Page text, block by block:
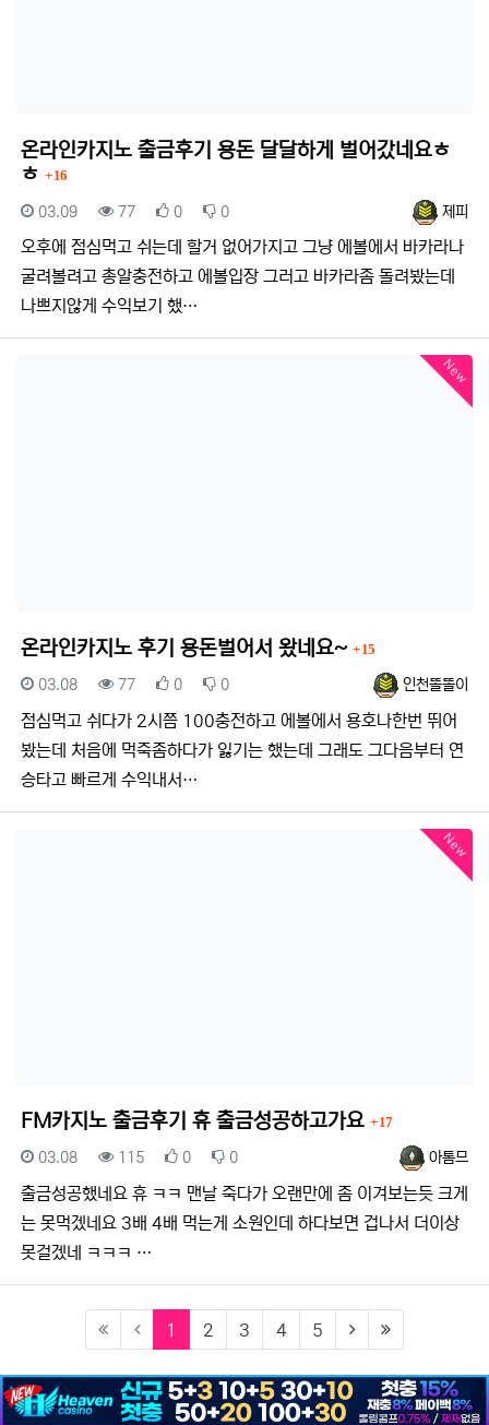
온라인카지노 출금후기 용돈 달달하게 벌어갔네요ㅎ
ㅎ 댓글
16
등록자제피
등록일
03.09 조회
77 추천
0 비추천
0
오후에 점심먹고 쉬는데 할거 없어가지고 그냥 에볼에서 바카라나
굴려볼려고 총알충전하고 에볼입장 그러고 바카라좀 돌려봤는데
나쁘지않게 수익보기 했…
New
온라인카지노 후기 용돈벌어서 왔네요~ 댓글
15
등록자인천똘똘이
등록일
03.08 조회
77 추천
0 비추천
0
점심먹고 쉬다가 2시쯤 100충전하고 에볼에서 용호나한번 뛰어
봤는데 처음에 먹죽좀하다가 잃기는 했는데 그래도 그다음부터 연
승타고 빠르게 수익내서…
New
FM카지노 출금후기 휴 출금성공하고가요 댓글
17
등록자아톰므
등록일
03.08 조회
115 추천
0 비추천
0
출금성공했네요 휴 ㅋㅋ 맨날 죽다가 오랜만에 좀 이겨보는듯 크게
는 못먹겠네요 3배 4배 먹는게 소원인데 하다보면 겁나서 더이상
못걸겠네 ㅋㅋㅋ …
1 (current)
2 3 4 5 (next)(last)